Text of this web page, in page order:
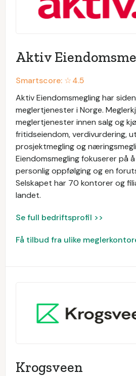
Aktiv
Smartscore: ☆4.5
Aktiv Eiendomsmegling har
meglertjenester i Norge.
meglertjenester innen salg og
fritidseiendom, verdivurdering,
prosjektmegling og
Eiendomsmegling fokuserer på
personlig oppfølging og en
Selskapet har 70 kontorer og
landet.
Se full bedriftsprofil >>
Få tilbud fra ulike
Krogsveen